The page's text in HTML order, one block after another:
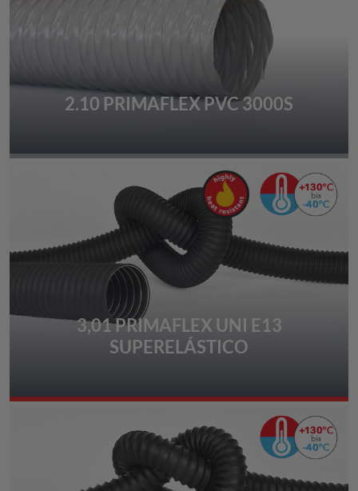
2.10 PRIMAFLEX PVC 3000S
3,01 PRIMAFLEX UNI E13
SUPERELÁSTICO